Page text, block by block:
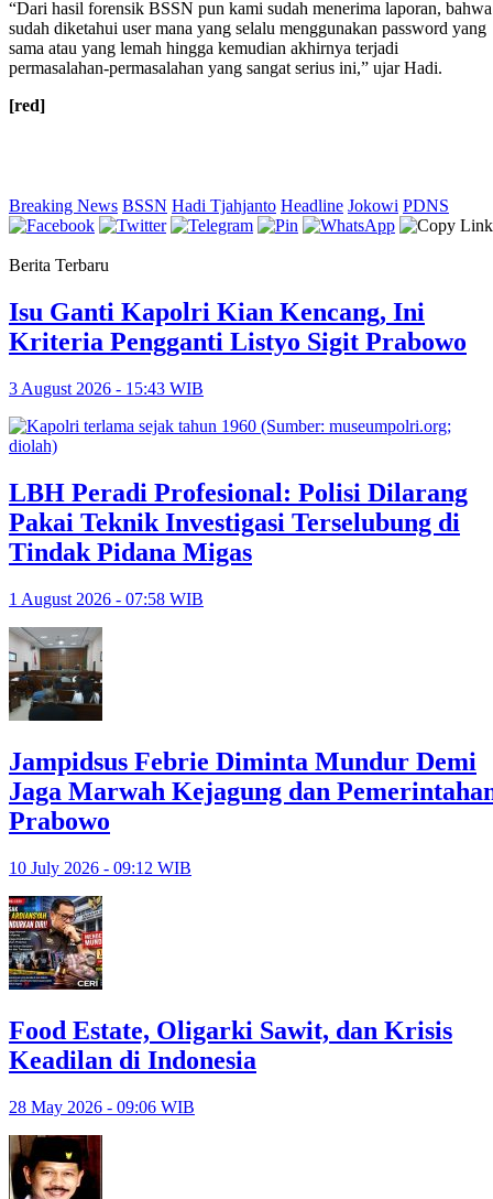
“Dari hasil forensik BSSN pun kami sudah menerima laporan, bahwa
sudah diketahui user mana yang selalu menggunakan password yang
sama atau yang lemah hingga kemudian akhirnya terjadi
permasalahan-permasalahan yang sangat serius ini,” ujar Hadi.
[red]
Breaking News BSSN Hadi Tjahjanto Headline Jokowi PDNS
Berita Terbaru
Isu Ganti Kapolri Kian Kencang, Ini
Kriteria Pengganti Listyo Sigit Prabowo
3 August 2026 - 15:43 WIB
LBH Peradi Profesional: Polisi Dilarang
Pakai Teknik Investigasi Terselubung di
Tindak Pidana Migas
1 August 2026 - 07:58 WIB
Jampidsus Febrie Diminta Mundur Demi
Jaga Marwah Kejagung dan
Prabowo
10 July 2026 - 09:12 WIB
Food Estate, Oligarki Sawit, dan Krisis
Keadilan di Indonesia
28 May 2026 - 09:06 WIB